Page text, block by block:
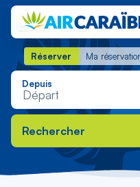
Réserver Ma
Réserver Ma
Depuis
Rechercher